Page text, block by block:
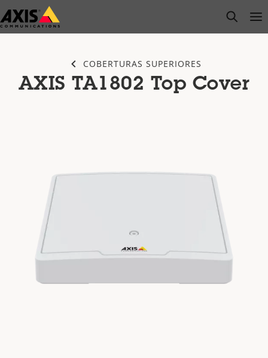
Pular
para
open
COBERTURAS SUPERIORES
AXIS TA1802 Top Cover